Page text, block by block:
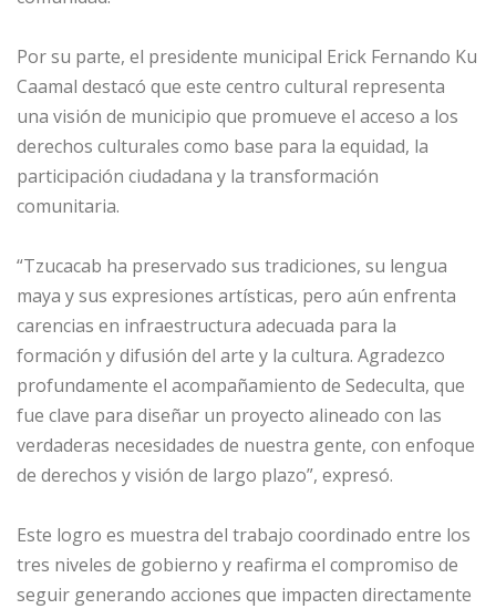
Por su parte, el presidente municipal Erick Fernando Ku
Caamal destacó que este centro cultural representa
una visión de municipio que promueve el acceso a los
derechos culturales como base para la equidad, la
participación ciudadana y la transformación
comunitaria.
“Tzucacab ha preservado sus tradiciones, su lengua
maya y sus expresiones artísticas, pero aún enfrenta
carencias en infraestructura adecuada para la
formación y difusión del arte y la cultura. Agradezco
profundamente el acompañamiento de Sedeculta, que
fue clave para diseñar un proyecto alineado con las
verdaderas necesidades de nuestra gente, con enfoque
de derechos y visión de largo plazo”, expresó.
Este logro es muestra del trabajo coordinado entre los
tres niveles de gobierno y reafirma el compromiso de
seguir generando acciones que impacten directamente